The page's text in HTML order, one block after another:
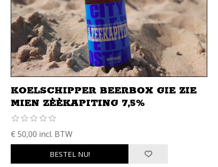
KOELSCHIPPER BEERBOX GIE ZIE
MIEN ZÈÈKAPITING 7,5%
€ 50,00 incl. BTW